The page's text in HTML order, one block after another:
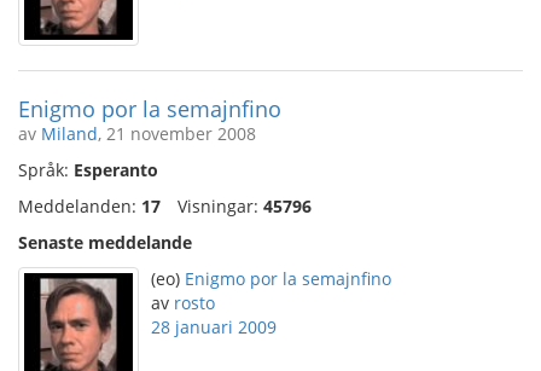
Enigmo por la semajnfino
av Miland, 21 november 2008
Språk: Esperanto
Meddelanden: 17 Visningar: 45796
Senaste meddelande
(eo) Enigmo por la semajnfino
av rosto
28 januari 2009